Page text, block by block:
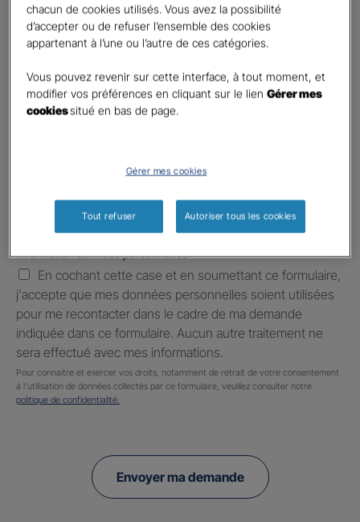
First Last
Téléphone*
United
States
+1
E-mail*
Information données personnelles*
En cochant cette case et en soumettant ce formulaire,
j'accepte que mes données personnelles soient utilisées
pour me recontacter dans le cadre de ma demande
indiquée dans ce formulaire. Aucun autre traitement ne
sera effectué avec mes informations.
Pour connaitre et exercer vos droits, notamment de retrait de votre consentement
à l'utilisation de données collectés par ce formulaire, veuillez consulter notre
politique de confidentialité.
Envoyer ma demande
chacun de cookies utilisés. Vous avez la possibilité
d’accepter ou de refuser l’ensemble des cookies
appartenant à l’une ou l’autre de ces catégories.
Vous pouvez revenir sur cette interface, à tout moment, et
modifier vos préférences en cliquant sur le lienGérer mes
cookiessitué en bas de page.
Gérer mes cookies
Tout refuser Autoriser tous les cookies